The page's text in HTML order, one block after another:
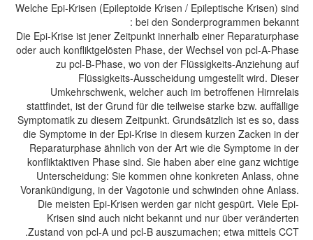
Welche Epi-Krisen (Epileptoide Krisen / Epileptische Krisen) sind
bei den Sonderprogrammen bekannt :
Die Epi-Krise ist jener Zeitpunkt innerhalb einer Reparaturphase
oder auch konfliktgelösten Phase, der Wechsel von pcl-A-Phase
zu pcl-B-Phase, wo von der Flüssigkeits-Anziehung auf
Flüssigkeits-Ausscheidung umgestellt wird. Dieser
Umkehrschwenk, welcher auch im betroffenen Hirnrelais
stattfindet, ist der Grund für die teilweise starke bzw. auffällige
Symptomatik zu diesem Zeitpunkt. Grundsätzlich ist es so, dass
die Symptome in der Epi-Krise in diesem kurzen Zacken in der
Reparaturphase ähnlich von der Art wie die Symptome in der
konfliktaktiven Phase sind. Sie haben aber eine ganz wichtige
Unterscheidung: Sie kommen ohne konkreten Anlass, ohne
Vorankündigung, in der Vagotonie und schwinden ohne Anlass.
Die meisten Epi-Krisen werden gar nicht gespürt. Viele Epi-
Krisen sind auch nicht bekannt und nur über veränderten
Zustand von pcl-A und pcl-B auszumachen; etwa mittels CCT.